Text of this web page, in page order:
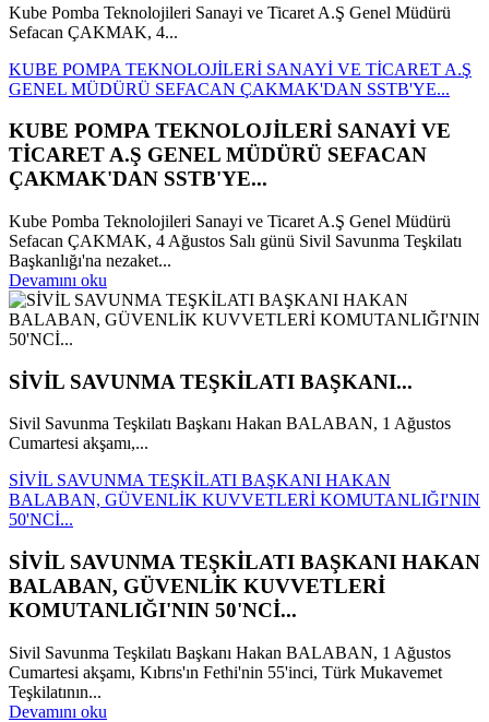
Kube Pomba Teknolojileri Sanayi ve Ticaret A.Ş Genel Müdürü
Sefacan ÇAKMAK, 4...
KUBE POMPA TEKNOLOJİLERİ SANAYİ VE TİCARET A.Ş
GENEL MÜDÜRÜ SEFACAN ÇAKMAK'DAN SSTB'YE...
KUBE POMPA TEKNOLOJİLERİ SANAYİ VE
TİCARET A.Ş GENEL MÜDÜRÜ SEFACAN
ÇAKMAK'DAN SSTB'YE...
Kube Pomba Teknolojileri Sanayi ve Ticaret A.Ş Genel Müdürü
Sefacan ÇAKMAK, 4 Ağustos Salı günü Sivil Savunma Teşkilatı
Başkanlığı'na nezaket...
Devamını oku
SİVİL SAVUNMA TEŞKİLATI BAŞKANI...
Sivil Savunma Teşkilatı Başkanı Hakan BALABAN, 1 Ağustos
Cumartesi akşamı,...
SİVİL SAVUNMA TEŞKİLATI BAŞKANI HAKAN
BALABAN, GÜVENLİK KUVVETLERİ KOMUTANLIĞI'NIN
50'NCİ...
SİVİL SAVUNMA TEŞKİLATI BAŞKANI HAKAN
BALABAN, GÜVENLİK KUVVETLERİ
KOMUTANLIĞI'NIN 50'NCİ...
Sivil Savunma Teşkilatı Başkanı Hakan BALABAN, 1 Ağustos
Cumartesi akşamı, Kıbrıs'ın Fethi'nin 55'inci, Türk Mukavemet
Teşkilatının...
Devamını oku